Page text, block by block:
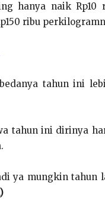
hanya naik Rp10
ribu
tahun ini
tahun ini dirinya
ya mungkin tahun